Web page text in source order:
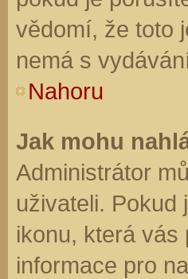
vědomí, že toto
nemá s
Nahoru
Jak mohu
Administrátor
uživateli. Pokud
ikonu, která
informace pro